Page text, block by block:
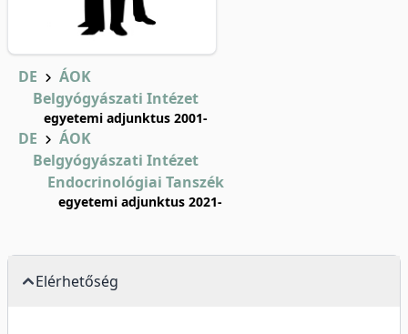
DE
ÁOK
Belgyógyászati Intézet
egyetemi adjunktus 2001-
DE
ÁOK
Belgyógyászati Intézet
Endocrinológiai Tanszék
egyetemi adjunktus 2021-
Elérhetőség